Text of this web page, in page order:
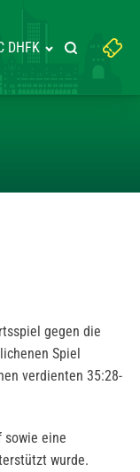
DHFK
Suchbegriff
eingeben:
Suche
gegen die
Spiel
verdienten 35:28-
sowie eine
wurde.